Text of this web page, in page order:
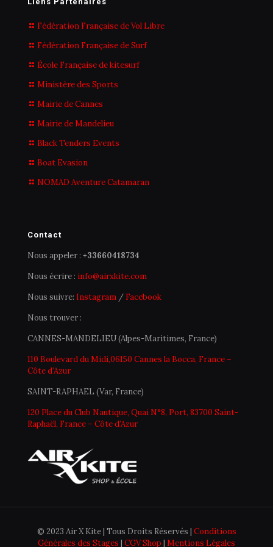
Fédération Française de Vol Libre
Fédération Française de Surf
École Française de kitesurf
Ministère des Sports
Mairie de Cannes
Mairie de Mandelieu
Black Tenders Events
Boat Evasion
NOMAD Aventure Catamaran
Contact
Nous appeler : +33660418734
Nous écrire : info@airxkite.com
Nous suivre: Instagram / Facebook
Nous trouver :
CANNES-MANDELIEU (Alpes-Maritimes, France)
110 Boulevard du Midi,06150 Cannes la Bocca, France –
Côte d’Azur
SAINT-RAPHAEL (Var, France)
120 Place du Club Nautique, Quai N°8, Port, 83700 Saint-
Raphaël, France – Côte d’Azur
© 2023 Air X Kite | Tous Droits Réservés | Conditions
Générales des Stages | CGV Shop | Mentions Légales